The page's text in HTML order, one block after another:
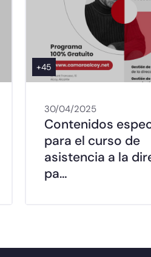
+45
30/04/2025
Contenidos
para el curso de
asistencia a la
pa…